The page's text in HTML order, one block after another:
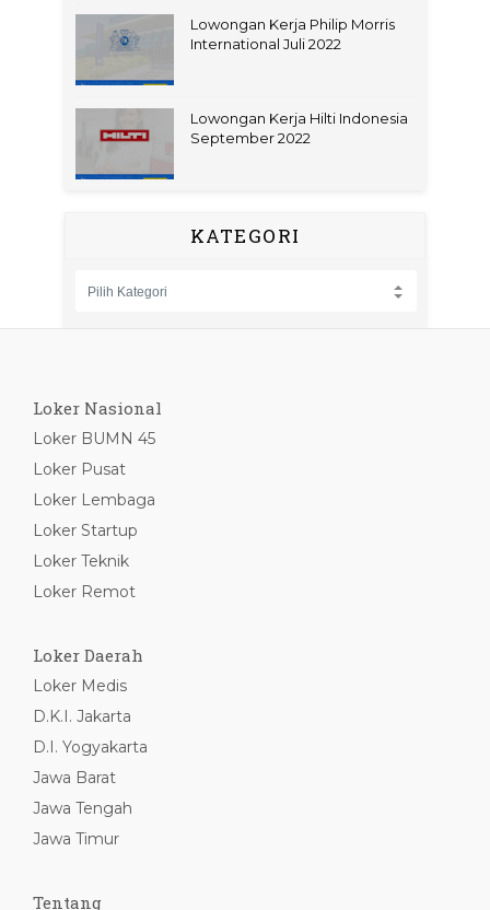
Lowongan Kerja Philip Morris
International Juli 2022
Lowongan Kerja Hilti Indonesia
September 2022
KATEGORI
Loker Nasional
Loker BUMN 45
Loker Pusat
Loker Lembaga
Loker Startup
Loker Teknik
Loker Remot
Loker Daerah
Loker Medis
D.K.I. Jakarta
D.I. Yogyakarta
Jawa Barat
Jawa Tengah
Jawa Timur
Tentang